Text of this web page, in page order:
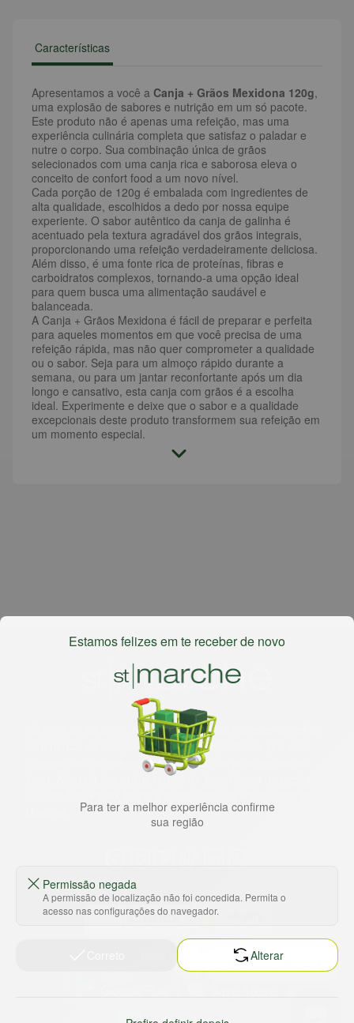
Características
Apresentamos a você a Canja + Grãos Mexidona 120g,
uma explosão de sabores e nutrição em um só pacote.
Este produto não é apenas uma refeição, mas uma
experiência culinária completa que satisfaz o paladar e
nutre o corpo. Sua combinação única de grãos
selecionados com uma canja rica e saborosa eleva o
conceito de confort food a um novo nível.
Cada porção de 120g é embalada com ingredientes de
alta qualidade, escolhidos a dedo por nossa equipe
experiente. O sabor autêntico da canja de galinha é
acentuado pela textura agradável dos grãos integrais,
proporcionando uma refeição verdadeiramente deliciosa.
Além disso, é uma fonte rica de proteínas, fibras e
carboidratos complexos, tornando-a uma opção ideal
para quem busca uma alimentação saudável e
balanceada.
A Canja + Grãos Mexidona é fácil de preparar e perfeita
para aqueles momentos em que você precisa de uma
refeição rápida, mas não quer comprometer a qualidade
ou o sabor. Seja para um almoço rápido durante a
semana, ou para um jantar reconfortante após um dia
longo e cansativo, esta canja com grãos é a escolha
ideal. Experimente e deixe que o sabor e a qualidade
excepcionais deste produto transformem sua refeição em
um momento especial.
, o St. Marche busca oferecer a melhor
experiência de compras, a preços competitivos, pra você
comprar tudo o que precisa para seu dia a dia em um só
lugar. Além da loja online temos 31 lojas físicas na capital,
Estamos felizes em te receber de novo
Para ter a melhor experiência confirme
sua região
Permissão negada
A permissão de localização não foi concedida. Permita o
acesso nas configurações do navegador.
Alterar